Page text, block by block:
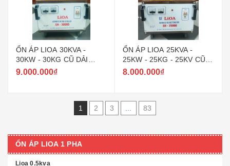
ỔN ÁP LIOA 30KVA -
30KW - 30KG CŨ DẢI
150V ~ 250V MODEL SH -
9.000.000₫
ỔN ÁP LIOA 25KVA -
25KW - 25KG - 25KV CŨ
DẢI 150V ~ 250V MODEL
8.000.000₫
1 2 3 83
ỔN ÁP LIOA 1 PHA
Lioa 0.5kva